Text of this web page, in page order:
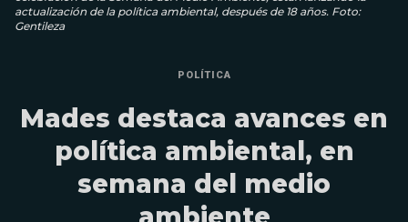
actualización de la política ambiental, después de 18 años. Foto:
Gentileza
POLÍTICA
Mades destaca avances en
política ambiental, en
semana del medio